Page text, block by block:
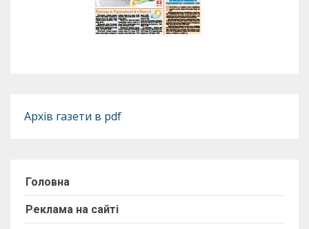
Архів газети в pdf
Головна
Реклама на сайті